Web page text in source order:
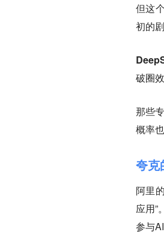
但这
初的
破圈
那些
概率
夸克
阿里
应用”
参与